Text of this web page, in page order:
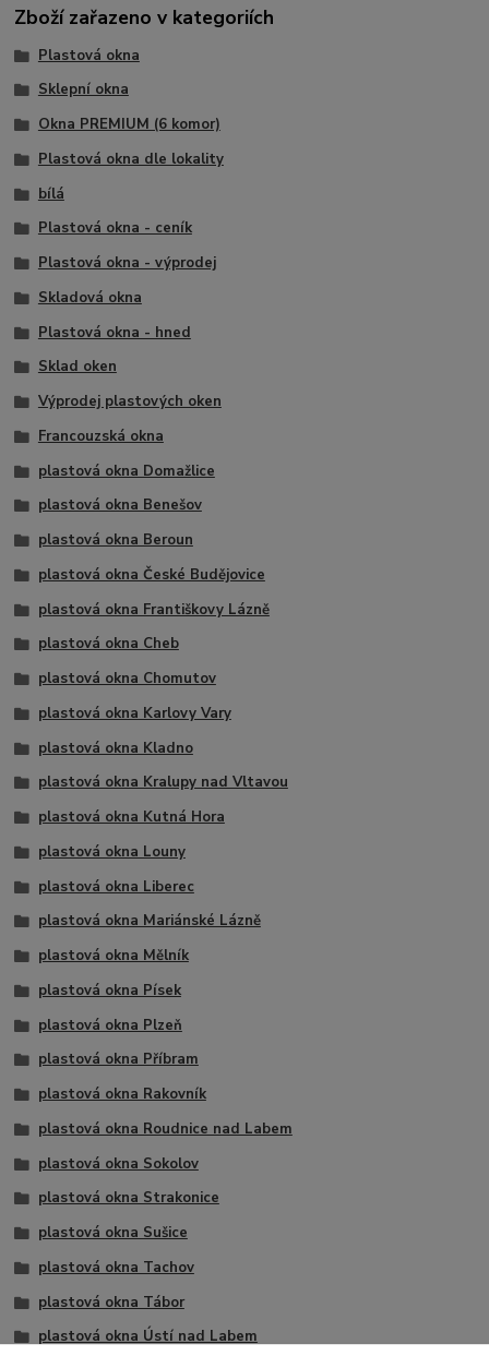
Zboží zařazeno v kategoriích
Plastová okna
Sklepní okna
Okna PREMIUM (6 komor)
Plastová okna dle lokality
bílá
Plastová okna - ceník
Plastová okna - výprodej
Skladová okna
Plastová okna - hned
Sklad oken
Výprodej plastových oken
Francouzská okna
plastová okna Domažlice
plastová okna Benešov
plastová okna Beroun
plastová okna České Budějovice
plastová okna Františkovy Lázně
plastová okna Cheb
plastová okna Chomutov
plastová okna Karlovy Vary
plastová okna Kladno
plastová okna Kralupy nad Vltavou
plastová okna Kutná Hora
plastová okna Louny
plastová okna Liberec
plastová okna Mariánské Lázně
plastová okna Mělník
plastová okna Písek
plastová okna Plzeň
plastová okna Příbram
plastová okna Rakovník
plastová okna Roudnice nad Labem
plastová okna Sokolov
plastová okna Strakonice
plastová okna Sušice
plastová okna Tachov
plastová okna Tábor
plastová okna Ústí nad Labem